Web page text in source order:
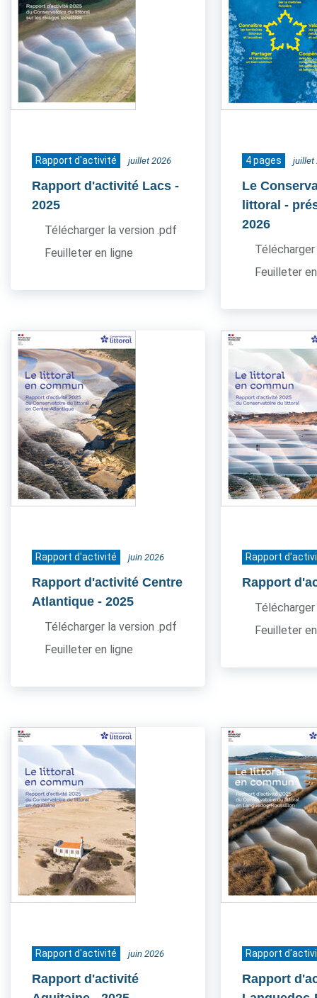
Rapport d'activité juillet 2026
Rapport d'activité Lacs -
2025
Télécharger la version .pdf
Feuilleter en ligne
4 pages juillet
Le
littoral -
2026
Feuilleter
Rapport d'activité juin 2026
Rapport d'activité Centre
Atlantique - 2025
Télécharger la version .pdf
Feuilleter en ligne
Rapport
Rapport
Feuilleter
Rapport d'activité juin 2026
Rapport d'activité
Rapport
Rapport